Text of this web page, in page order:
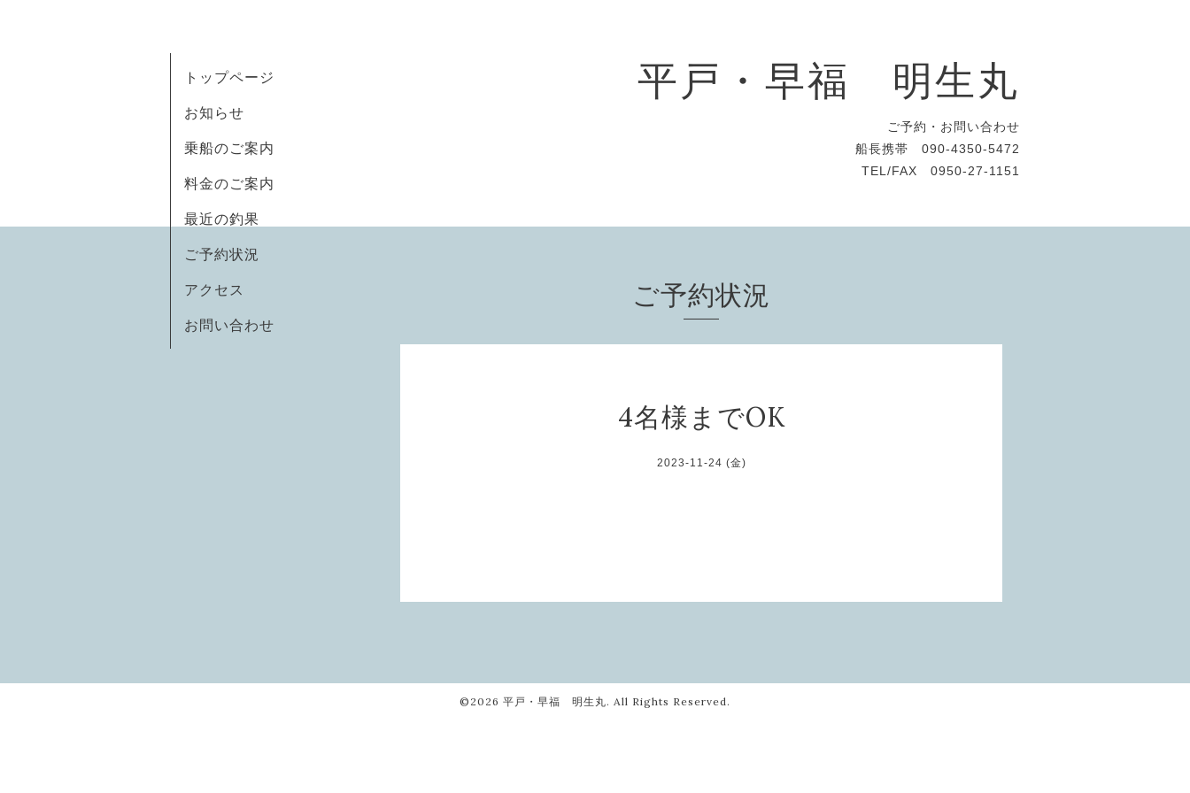
平戸・早福 明生丸
ご予約・お問い合わせ
船長携帯 090-4350-5472
TEL/FAX 0950-27-1151
トップページ
お知らせ
乗船のご案内
料金のご案内
最近の釣果
ご予約状況
アクセス
お問い合わせ
ご予約状況
4名様までOK
2023-11-24 (金)
©2026 平戸・早福 明生丸. All Rights Reserved.